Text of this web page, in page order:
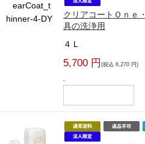
earCoat_t
hinner-4-DY
クリアコートＯｎｅ
具の洗浄用
４Ｌ
5,700 円 (税込 6,270 円)
-